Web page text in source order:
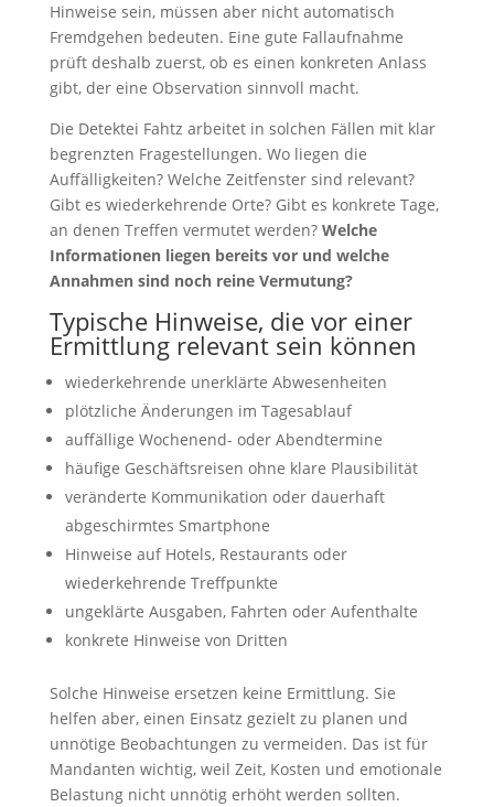
Hinweise sein, müssen aber nicht automatisch
Fremdgehen bedeuten. Eine gute Fallaufnahme
prüft deshalb zuerst, ob es einen konkreten Anlass
gibt, der eine Observation sinnvoll macht.
Die Detektei Fahtz arbeitet in solchen Fällen mit klar
begrenzten Fragestellungen. Wo liegen die
Auffälligkeiten? Welche Zeitfenster sind relevant?
Gibt es wiederkehrende Orte? Gibt es konkrete Tage,
an denen Treffen vermutet werden? Welche
Informationen liegen bereits vor und welche
Annahmen sind noch reine Vermutung?
Typische Hinweise, die vor einer
Ermittlung relevant sein können
wiederkehrende unerklärte Abwesenheiten
plötzliche Änderungen im Tagesablauf
auffällige Wochenend- oder Abendtermine
häufige Geschäftsreisen ohne klare Plausibilität
veränderte Kommunikation oder dauerhaft
abgeschirmtes Smartphone
Hinweise auf Hotels, Restaurants oder
wiederkehrende Treffpunkte
ungeklärte Ausgaben, Fahrten oder Aufenthalte
konkrete Hinweise von Dritten
Solche Hinweise ersetzen keine Ermittlung. Sie
helfen aber, einen Einsatz gezielt zu planen und
unnötige Beobachtungen zu vermeiden. Das ist für
Mandanten wichtig, weil Zeit, Kosten und emotionale
Belastung nicht unnötig erhöht werden sollten.